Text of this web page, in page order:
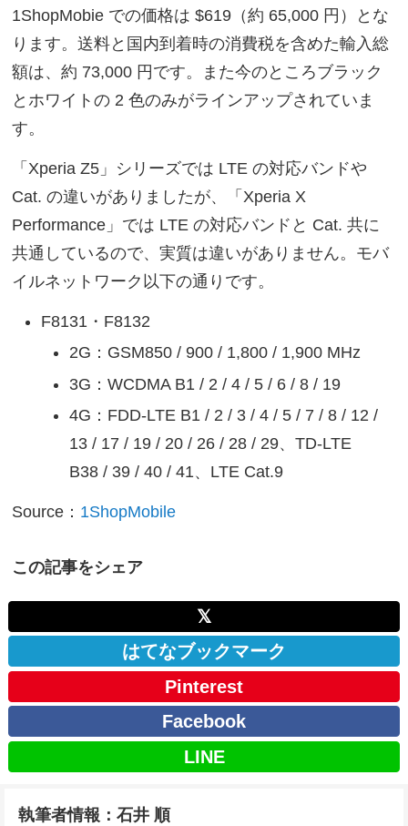
1ShopMobie での価格は $619（約 65,000 円）とな
ります。送料と国内到着時の消費税を含めた輸入総
額は、約 73,000 円です。また今のところブラック
とホワイトの 2 色のみがラインアップされていま
す。
「Xperia Z5」シリーズでは LTE の対応バンドや
Cat. の違いがありましたが、「Xperia X
Performance」では LTE の対応バンドと Cat. 共に
共通しているので、実質は違いがありません。モバ
イルネットワーク以下の通りです。
F8131・F8132
2G：GSM850 / 900 / 1,800 / 1,900 MHz
3G：WCDMA B1 / 2 / 4 / 5 / 6 / 8 / 19
4G：FDD-LTE B1 / 2 / 3 / 4 / 5 / 7 / 8 / 12 /
13 / 17 / 19 / 20 / 26 / 28 / 29、TD-LTE
B38 / 39 / 40 / 41、LTE Cat.9
Source： 1ShopMobile
この記事をシェア
𝕏
はてなブックマーク
Pinterest
Facebook
LINE
執筆者情報：石井 順